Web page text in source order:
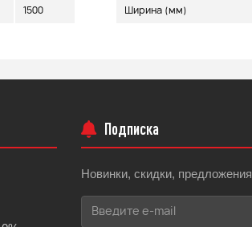
1500 Ширина (мм)
Подписка
Новинки, скидки, предложения